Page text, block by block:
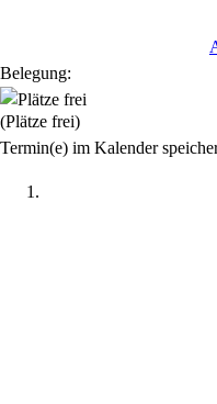
Belegung:
(Plätze frei)
Termin(e) im Kalender